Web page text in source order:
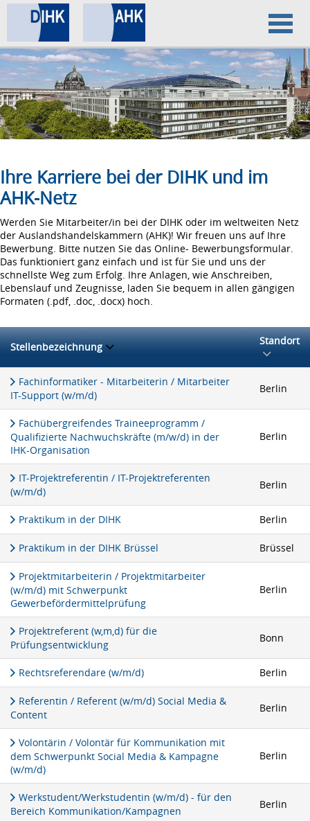
Home
Datenschutz
Impressum
Ihre Karriere bei der DIHK und im
AHK-Netz
Werden Sie Mitarbeiter/in bei der DIHK oder im weltweiten Netz
der Auslandshandelskammern (AHK)! Wir freuen uns auf Ihre
Bewerbung. Bitte nutzen Sie das Online- Bewerbungsformular.
Das funktioniert ganz einfach und ist für Sie und uns der
schnellste Weg zum Erfolg. Ihre Anlagen, wie Anschreiben,
Lebenslauf und Zeugnisse, laden Sie bequem in allen gängigen
Formaten (.pdf, .doc, .docx) hoch.
Stellenbezeichnung Standort
Fachinformatiker - Mitarbeiterin / Mitarbeiter
IT-Support (w/m/d)
Berlin
Fachübergreifendes Traineeprogramm /
Qualifizierte Nachwuchskräfte (m/w/d) in der
IHK-Organisation
Berlin
IT-Projektreferentin / IT-Projektreferenten
(w/m/d)
Berlin
Praktikum in der DIHK Berlin
Praktikum in der DIHK Brüssel Brüssel
Projektmitarbeiterin / Projektmitarbeiter
(w/m/d) mit Schwerpunkt
Gewerbefördermittelprüfung
Berlin
Projektreferent (w,m,d) für die
Prüfungsentwicklung
Bonn
Rechtsreferendare (w/m/d) Berlin
Referentin / Referent (w/m/d) Social Media &
Content
Berlin
Volontärin / Volontär für Kommunikation mit
dem Schwerpunkt Social Media & Kampagne
(w/m/d)
Berlin
Werkstudent/Werkstudentin (w/m/d) - für den
Bereich Kommunikation/Kampagnen
Berlin